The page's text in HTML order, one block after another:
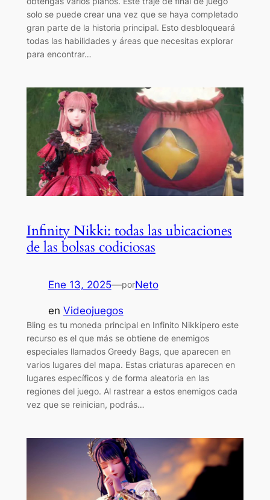
solo se puede crear una vez que se haya completado
gran parte de la historia principal. Esto desbloqueará
todas las habilidades y áreas que necesitas explorar
para encontrar…
Infinity Nikki: todas las ubicaciones
de las bolsas codiciosas
Ene 13, 2025—porNeto
en Videojuegos
Bling es tu moneda principal en Infinito Nikkipero este
recurso es el que más se obtiene de enemigos
especiales llamados Greedy Bags, que aparecen en
varios lugares del mapa. Estas criaturas aparecen en
lugares específicos y de forma aleatoria en las
regiones del juego. Al rastrear a estos enemigos cada
vez que se reinician, podrás…